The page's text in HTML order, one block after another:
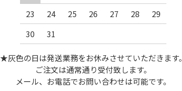
23
24 25 26 27 28
29
30
31
★灰色の日は発送業務をお休みさせていただきます。
ご注文は通常通り受付致します。
メール、お電話でお問い合わせは可能です。